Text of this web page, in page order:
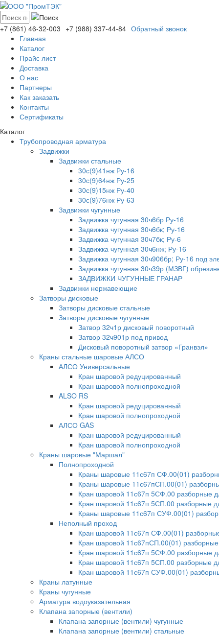
+7 (861) 46-32-003 +7 (988) 337-44-84 Обратный звонок
Главная
Каталог
Прайс лист
Доставка
О нас
Партнеры
Как заказать
Контакты
Сертификаты
Каталог
Трубопроводная арматура
Задвижки
Задвижки стальные
30с(9)41нж Ру-16
30с(9)64нж Ру-25
30с(9)15нж Ру-40
30с(9)76нж Ру-63
Задвижки чугунные
Задвижка чугунная 30ч6бр Ру-16
Задвижка чугунная 30ч6бк; Ру-16
Задвижка чугунная 30ч7бк; Ру-6
Задвижка чугунная 30ч6нж; Ру-16
Задвижка чугунная 30ч906бр; Ру-16 под
Задвижка чугунная 30ч39р (МЗВГ)
ЗАДВИЖКИ ЧУГУННЫЕ ГРАНАР
Задвижки нержавеющие
Затворы дисковые
Затворы дисковые стальные
Затворы дисковые чугунные
Затвор 32ч1р дисковый поворотный
Затвор 32ч901р под привод
Дисковый поворотный затвор «Гранвэл»
Краны стальные шаровые АЛСО
АЛСО Универсальные
Кран шаровой редуцированный
Кран шаровой полнопроходной
ALSO RS
Кран шаровой редуцированный
Кран шаровой полнопроходной
АЛСО GAS
Кран шаровой редуцированный
Кран шаровой полнопроходной
Краны шаровые "Маршал"
Полнопроходной
Краны шаровые 11с67п СФ.00(01)
Краны шаровые 11с67пСП.00(01)
Кран шаровой 11с67п 5СФ.00 разборные
Кран шаровой 11с67п 5СП.00 разборные
Краны шаровые 11с67п СУФ.00(01)
Неполный проход
Кран шаровой 11с67п СФ.00(01)
Кран шаровой 11с67пСП.00(01)
Кран шаровой 11с67п 5СФ.00 разборные
Кран шаровой 11с67п 5СП.00 разборные
Кран шаровой 11с67п СУФ.00(01)
Краны латунные
Краны чугунные
Арматура водоуказательная
Клапана запорные (вентили)
Клапана запорные (вентили) чугунные
Клапана запорные (вентили) стальные